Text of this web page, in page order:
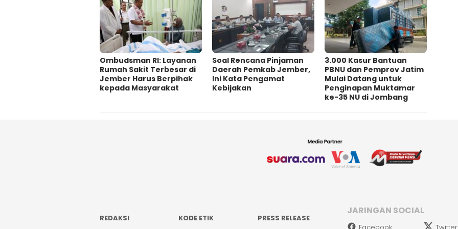
Ombudsman RI: Layanan
Rumah Sakit Terbesar di
Jember Harus Berpihak
kepada Masyarakat
‎Soal Rencana Pinjaman
Daerah Pemkab Jember,
Ini Kata Pengamat
Kebijakan ‎
3.000 Kasur Bantuan
PBNU dan Pemprov Jatim
Mulai Datang untuk
Penginapan Muktamar
ke-35 NU di Jombang
REDAKSI KODE ETIK
PRESS RELEASE
JARINGAN SOCIAL
Facebook Twitter